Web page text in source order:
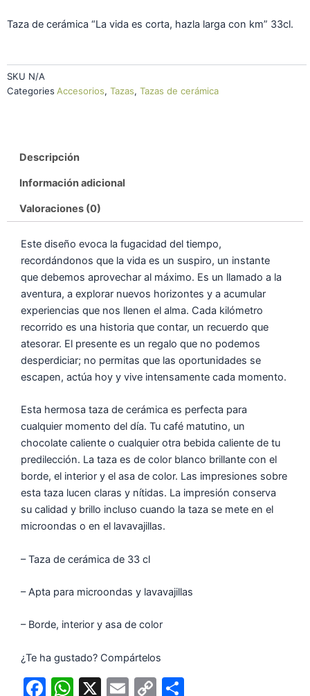
Taza de cerámica “La vida es corta, hazla larga con km” 33cl.
SKU N/A
Categories Accesorios, Tazas, Tazas de cerámica
Descripción
Información adicional
Valoraciones (0)
Este diseño evoca la fugacidad del tiempo,
recordándonos que la vida es un suspiro, un instante
que debemos aprovechar al máximo. Es un llamado a la
aventura, a explorar nuevos horizontes y a acumular
experiencias que nos llenen el alma. Cada kilómetro
recorrido es una historia que contar, un recuerdo que
atesorar. El presente es un regalo que no podemos
desperdiciar; no permitas que las oportunidades se
escapen, actúa hoy y vive intensamente cada momento.
Esta hermosa taza de cerámica es perfecta para
cualquier momento del día. Tu café matutino, un
chocolate caliente o cualquier otra bebida caliente de tu
predilección. La taza es de color blanco brillante con el
borde, el interior y el asa de color. Las impresiones sobre
esta taza lucen claras y nítidas. La impresión conserva
su calidad y brillo incluso cuando la taza se mete en el
microondas o en el lavavajillas.
– Taza de cerámica de 33 cl
– Apta para microondas y lavavajillas
– Borde, interior y asa de color
¿Te ha gustado? Compártelos
F W X E C